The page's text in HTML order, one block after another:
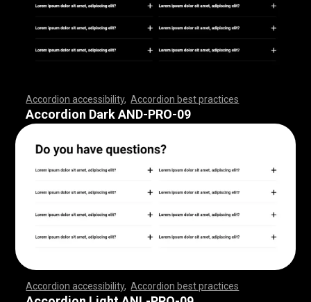
Accordion accessibility ,Accordion best practices
,,,,,,,,,,,,,,,,,,,,,,,, ,,,,,,,,,,,,,,,,,,,,,,,,,,,
,,,,,,,,,,,,,,,,,,,,,,,, ,,
Accordion Dark AND-PRO-09
Accordion accessibility ,Accordion best practices
,,,,,,,,,,,,,,,,,,,,,,,, ,,,,,,,,,,,,,,,,,,,,,,,,,,,
,,,,,,,,,,,,,,,,,,,,,,,, ,,